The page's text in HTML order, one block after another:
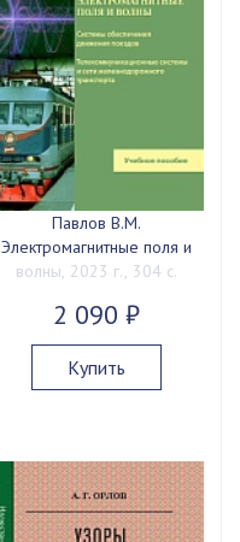
Павлов В.М.
Электромагнитные поля и
волны, 2023 г., 304 с.
2 090 ₽
Купить